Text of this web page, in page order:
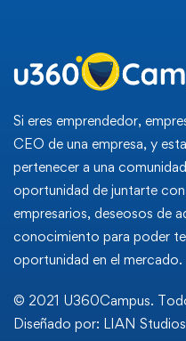
Si eres emprendedor,
CEO de una empresa, y
pertenecer a una
oportunidad de juntarte
empresarios, deseosos de
conocimiento para poder
oportunidad en el mercado.
© 2021 U360Campus.
Diseñado por: LIAN